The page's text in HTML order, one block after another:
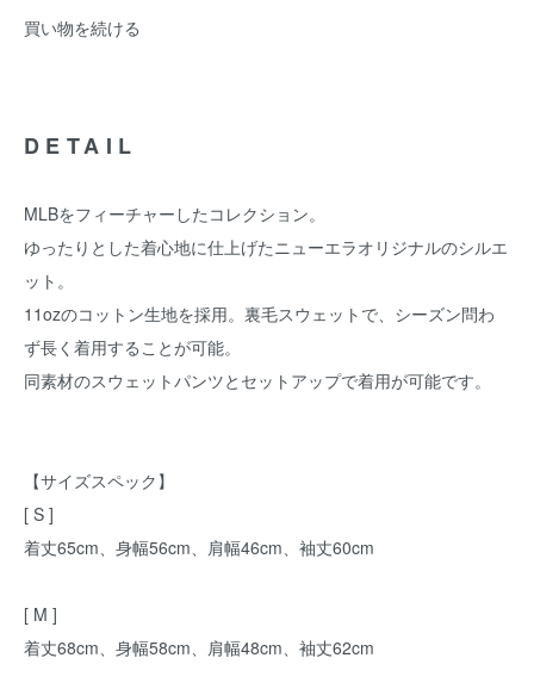
買い物を続ける
DETAIL
MLBをフィーチャーしたコレクション。
ゆったりとした着心地に仕上げたニューエラオリジナルのシルエ
ット。
11ozのコットン生地を採用。裏毛スウェットで、シーズン問わ
ず長く着用することが可能。
同素材のスウェットパンツとセットアップで着用が可能です。
【サイズスペック】
[ S ]
着丈65cm、身幅56cm、肩幅46cm、袖丈60cm
[ M ]
着丈68cm、身幅58cm、肩幅48cm、袖丈62cm